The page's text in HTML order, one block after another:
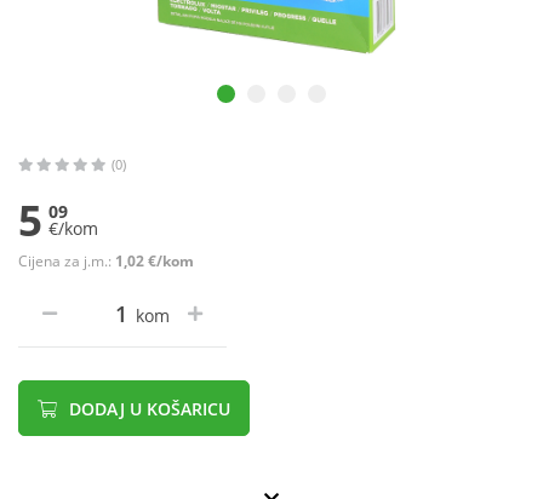
(0)
5 09
€/kom
Cijena za j.m.: 1,02 €/kom
kom
DODAJ U KOŠARICU